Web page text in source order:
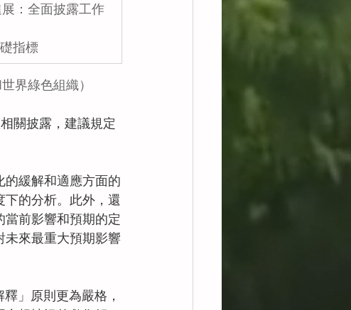
：全面披露工作
指標
界綠色組織）
關披露，建議規定
的緩解和適應方面的
的分析。此外，還
前影響和預期的定
未來最重大預期影響
」原則更為嚴格，